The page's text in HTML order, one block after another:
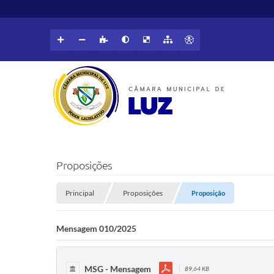
Proposições
Principal Proposições Proposição
Mensagem 010/2025
MSG - Mensagem 89,64 KB